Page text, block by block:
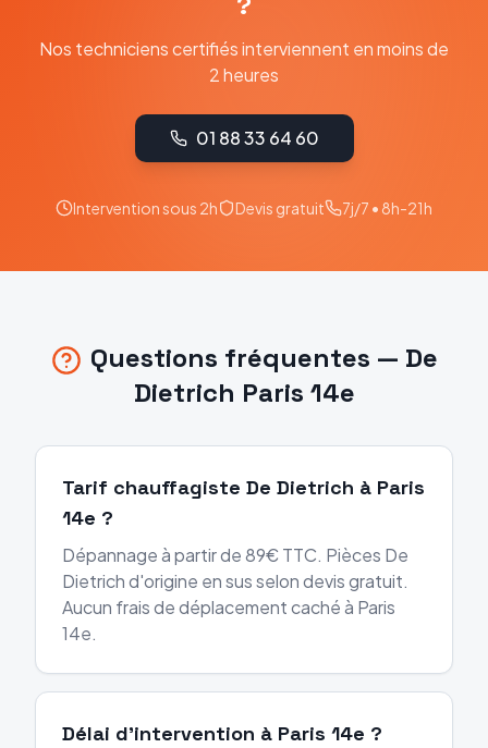
Nos techniciens certifiés interviennent en moins de
2 heures
01 88 33 64 60
Intervention sous 2h Devis gratuit 7j/7 • 8h-21h
Questions fréquentes — De
Dietrich Paris 14e
Tarif chauffagiste De Dietrich à Paris
14e ?
Dépannage à partir de 89€ TTC. Pièces De
Dietrich d'origine en sus selon devis gratuit.
Aucun frais de déplacement caché à Paris
14e.
Délai d'intervention à Paris 14e ?